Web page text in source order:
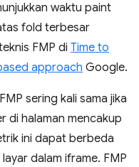
waktu paint
fold terbesar
FMP di Time to
approach Google.
sering kali sama jika
di halaman mencakup
ini dapat berbeda
dalam iframe. FMP